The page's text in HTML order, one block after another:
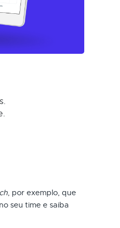
, por exemplo, que
seu time e saiba